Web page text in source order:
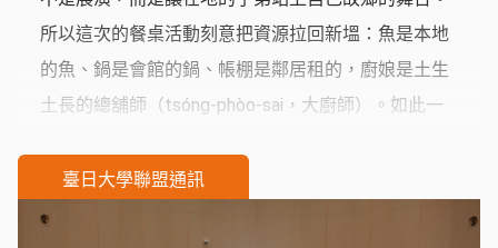
所以這次的餐桌活動刻意把資源拉回新塭：魚是本地
的魚、鍋是會館的鍋、帳棚是鄰居租的，廚娘是土生
土長的總舖師（tsóng-phòo-sai，大廚師）。如此一
心上；每一次翻鍋鏟、遞調羹，都是對地方的一次次
告白。
臺日大學聯盟通訊